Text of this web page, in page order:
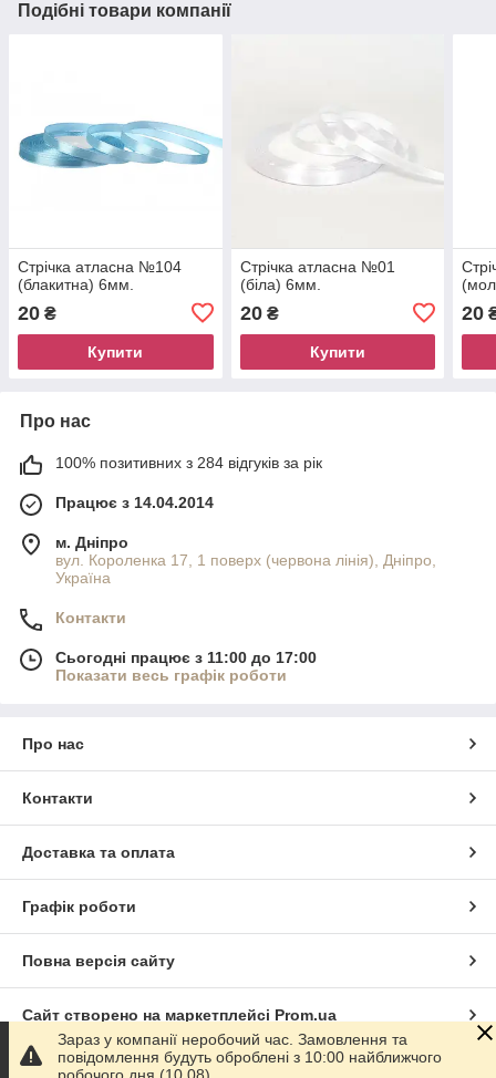
Подібні товари компанії
Стрічка атласна №104
(блакитна) 6мм.
20 ₴
Купити
Стрічка атласна №01
(біла) 6мм.
20₴
Купити
20
Про нас
100% позитивних з 284 відгуків за рік
Працює з 14.04.2014
м. Дніпро
вул. Короленка 17, 1 поверх (червона лінія), Дніпро,
Україна
Контакти
Сьогодні працює з 11:00 до 17:00
Показати весь графік роботи
Про нас
Контакти
Доставка та оплата
Графік роботи
Повна версія сайту
Сайт створено на маркетплейсі Prom.ua
Політика конфіденційності
Зараз у компанії неробочий час. Замовлення та
повідомлення будуть оброблені з 10:00 найближчого